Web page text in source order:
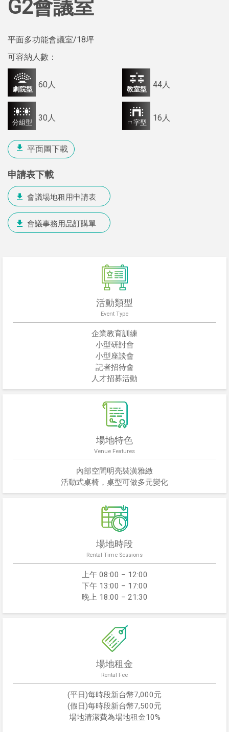
G2會議室
平面多功能會議室/18坪
可容納人數：
60人 44人
30人 16人
平面圖下載
申請表下載
會議場地租用申請表
會議事務用品訂購單
活動類型
Event Type
企業教育訓練
小型研討會
小型座談會
記者招待會
人才招募活動
場地特色
Venue Features
內部空間明亮裝潢雅緻
活動式桌椅，桌型可做多元變化
場地時段
Rental Time Sessions
上午 08:00 – 12:00
下午 13:00 – 17:00
晚上 18:00 – 21:30
場地租金
Rental Fee
(平日)每時段新台幣7,000元
(假日)每時段新台幣7,500元
場地清潔費為場地租金10%